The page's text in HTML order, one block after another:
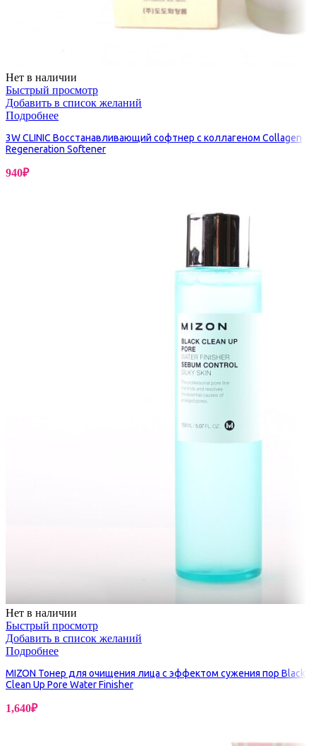
Нет в наличии
Быстрый просмотр
Добавить в список желаний
Подробнее
3W CLINIC Восстанавливающий софтнер с коллагеном Collagen
Regeneration Softener
940₽
Нет в наличии
Быстрый просмотр
Добавить в список желаний
Подробнее
MIZON Тонер для очищения лица с эффектом сужения пор Black
Clean Up Pore Water Finisher
1,640₽